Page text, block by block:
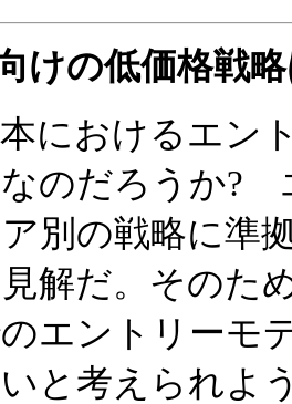
けの低価格戦
におけるエン
のだろうか?
別の戦略に準
解だ。そのた
エントリーモ
と考えられよ